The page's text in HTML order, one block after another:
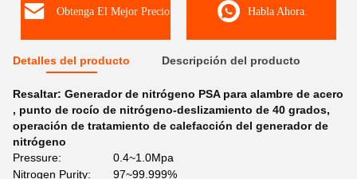
Obtenga El Mejor Precio Habla Ahora.
Detalles del producto Descripción del producto
Resaltar: Generador de nitrógeno PSA para alambre de acero
, punto de rocío de nitrógeno-deslizamiento de 40 grados,
operación de tratamiento de calefacción del generador de
nitrógeno
Pressure:
0.4~1.0Mpa
Nitrogen Purity:
97~99.999%